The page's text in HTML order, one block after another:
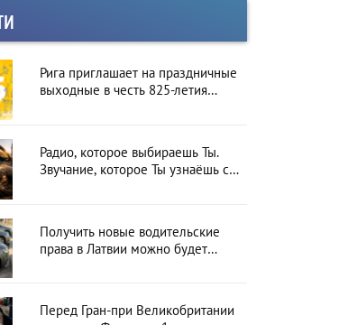
Рига приглашает на праздничные
выходные в честь 825-летия
Радио, которое выбираешь Ты.
Звучание, которое Ты узнаёшь с
Получить новые водительские
права в Латвии можно будет
Перед Гран-при Великобритании